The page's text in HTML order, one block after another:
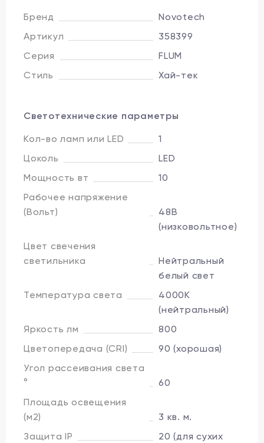
Бренд
Novotech
Артикул
358399
Серия
FLUM
Стиль
Хай-тек
Светотехнические параметры
Кол-во ламп или LED
1
Цоколь
LED
Мощность вт
10
Рабочее напряжение
(Вольт)
48В
(низковольтное)
Цвет свечения
светильника
Нейтральный
белый свет
Температура света
4000K
(нейтральный)
Яркость лм
800
Цветопередача (CRI)
90 (хорошая)
Угол рассеивания света
°
60
Площадь освещения
(м2)
3 кв. м.
Защита IP
20 (для сухих